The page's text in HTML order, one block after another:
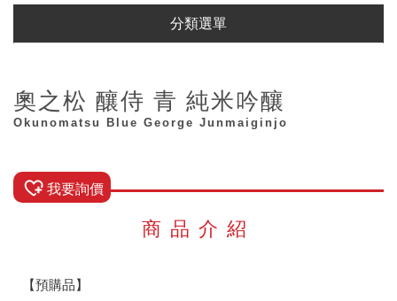
分類選單
奧之松 釀侍 青 純米吟釀
Okunomatsu Blue George Junmaiginjo
我要詢價
商品介紹
【預購品】